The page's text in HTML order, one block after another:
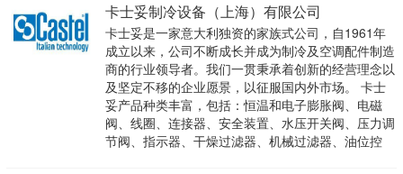
卡士妥制冷设备（上海）有限公司
卡士妥是一家意大利独资的家族式公司，自1961年
成立以来，公司不断成长并成为制冷及空调配件制造
商的行业领导者。我们一贯秉承着创新的经营理念以
及坚定不移的企业愿景，以征服国内外市场。 卡士
妥产品种类丰富，包括：恒温和电子膨胀阀、电磁
阀、线圈、连接器、安全装置、水压开关阀、压力调
节阀、指示器、干燥过滤器、机械过滤器、油位控